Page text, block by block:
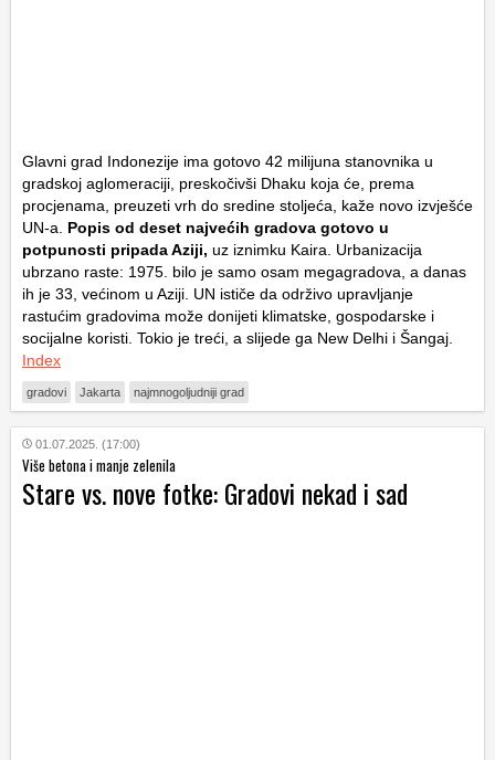
Glavni grad Indonezije ima gotovo 42 milijuna stanovnika u
gradskoj aglomeraciji, preskočivši Dhaku koja će, prema
procjenama, preuzeti vrh do sredine stoljeća, kaže novo izvješće
UN-a. Popis od deset najvećih gradova gotovo u
potpunosti pripada Aziji, uz iznimku Kaira. Urbanizacija
ubrzano raste: 1975. bilo je samo osam megagradova, a danas
ih je 33, većinom u Aziji. UN ističe da održivo upravljanje
rastućim gradovima može donijeti klimatske, gospodarske i
socijalne koristi. Tokio je treći, a slijede ga New Delhi i Šangaj.
Index
gradovi Jakarta najmnogoljudniji grad
01.07.2025. (17:00)
Više betona i manje zelenila
Stare vs. nove fotke: Gradovi nekad i sad